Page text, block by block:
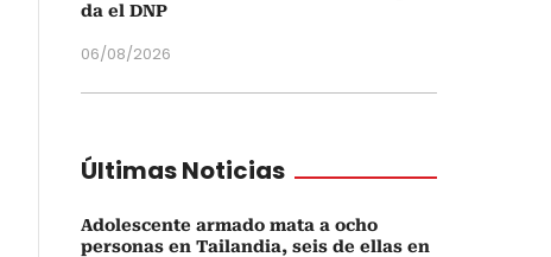
da el DNP
06/08/2026
Últimas Noticias
Adolescente armado mata a ocho
personas en Tailandia, seis de ellas en